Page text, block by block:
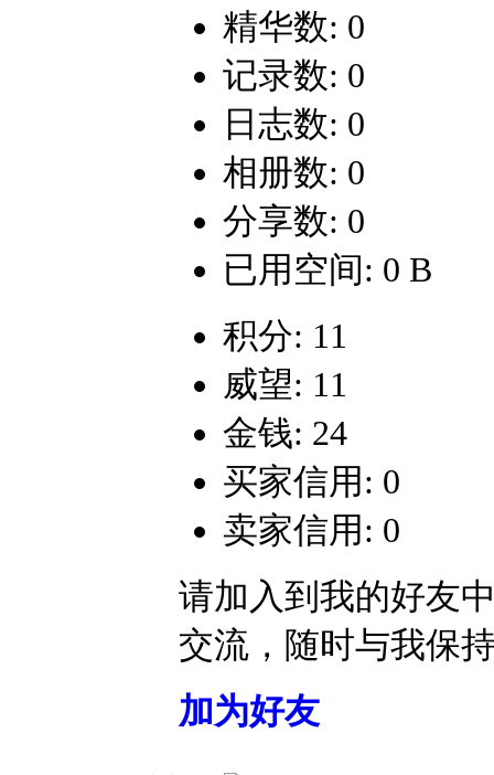
精华数: 0
记录数: 0
日志数: 0
相册数: 0
分享数: 0
已用空间: 0 B
积分: 11
威望: 11
金钱: 24
买家信用: 0
卖家信用: 0
请加入到我的好友
交流，随时与我保
加为好友